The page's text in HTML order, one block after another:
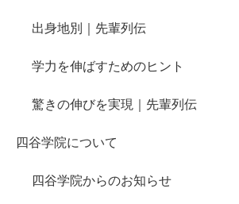
出身地別｜先輩列伝
学力を伸ばすためのヒント
驚きの伸びを実現｜先輩列伝
四谷学院について
四谷学院からのお知らせ